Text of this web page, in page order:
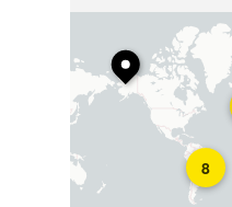
8